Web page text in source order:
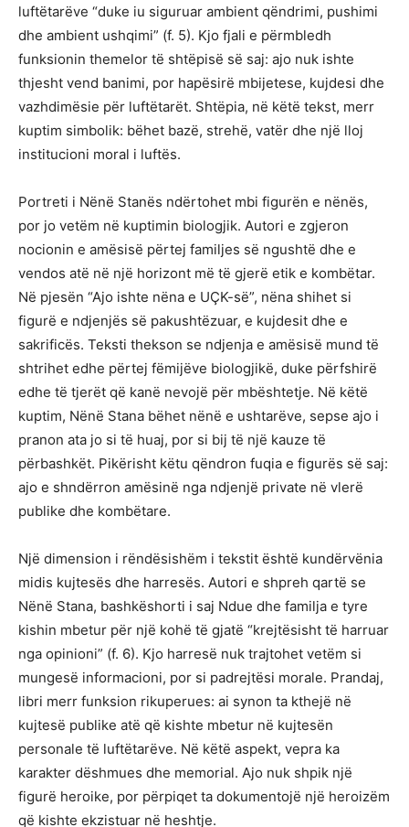
luftëtarëve “duke iu siguruar ambient qëndrimi, pushimi
dhe ambient ushqimi” (f. 5). Kjo fjali e përmbledh
funksionin themelor të shtëpisë së saj: ajo nuk ishte
thjesht vend banimi, por hapësirë mbijetese, kujdesi dhe
vazhdimësie për luftëtarët. Shtëpia, në këtë tekst, merr
kuptim simbolik: bëhet bazë, strehë, vatër dhe një lloj
institucioni moral i luftës.
Portreti i Nënë Stanës ndërtohet mbi figurën e nënës,
por jo vetëm në kuptimin biologjik. Autori e zgjeron
nocionin e amësisë përtej familjes së ngushtë dhe e
vendos atë në një horizont më të gjerë etik e kombëtar.
Në pjesën “Ajo ishte nëna e UÇK-së”, nëna shihet si
figurë e ndjenjës së pakushtëzuar, e kujdesit dhe e
sakrificës. Teksti thekson se ndjenja e amësisë mund të
shtrihet edhe përtej fëmijëve biologjikë, duke përfshirë
edhe të tjerët që kanë nevojë për mbështetje. Në këtë
kuptim, Nënë Stana bëhet nënë e ushtarëve, sepse ajo i
pranon ata jo si të huaj, por si bij të një kauze të
përbashkët. Pikërisht këtu qëndron fuqia e figurës së saj:
ajo e shndërron amësinë nga ndjenjë private në vlerë
publike dhe kombëtare.
Një dimension i rëndësishëm i tekstit është kundërvënia
midis kujtesës dhe harresës. Autori e shpreh qartë se
Nënë Stana, bashkëshorti i saj Ndue dhe familja e tyre
kishin mbetur për një kohë të gjatë “krejtësisht të harruar
nga opinioni” (f. 6). Kjo harresë nuk trajtohet vetëm si
mungesë informacioni, por si padrejtësi morale. Prandaj,
libri merr funksion rikuperues: ai synon ta kthejë në
kujtesë publike atë që kishte mbetur në kujtesën
personale të luftëtarëve. Në këtë aspekt, vepra ka
karakter dëshmues dhe memorial. Ajo nuk shpik një
figurë heroike, por përpiqet ta dokumentojë një heroizëm
që kishte ekzistuar në heshtje.